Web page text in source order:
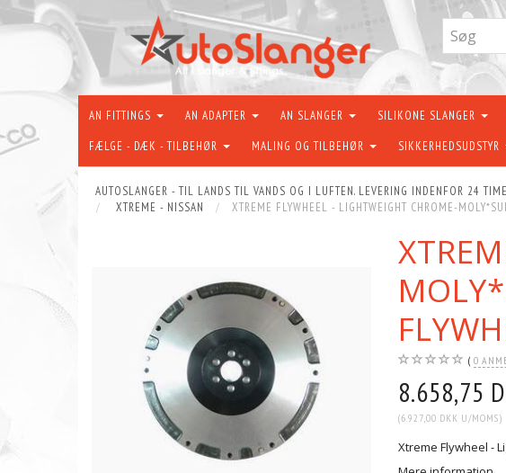
AN FITTINGS AN ADAPTER AN SLANGER SILIKONE SLANGER
FÆLGE - DÆK - TILBEHØR MALING OG TILBEHØR SIKKERHEDSUDSTYR
AUTOSLANGER - TIL LANDS TIL VANDS OG I LUFTEN. LEVERING INDENFOR 24
XTREME - NISSAN
XTREME FLYWHEEL - LIGHTWEIGHT CHROME-
0
8.658,75
(6.927,00 DKK U/MOMS)
Xtreme Flywheel -